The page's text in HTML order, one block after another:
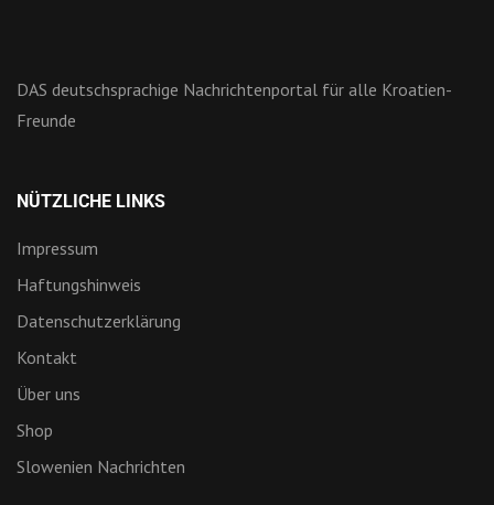
DAS deutschsprachige Nachrichtenportal für alle Kroatien-
Freunde
NÜTZLICHE LINKS
Impressum
Haftungshinweis
Datenschutzerklärung
Kontakt
Über uns
Shop
Slowenien Nachrichten